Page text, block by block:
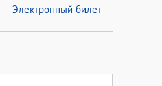
Электронный билет